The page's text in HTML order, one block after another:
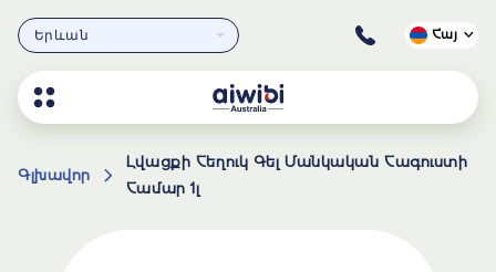
Երևան Հայ
Գլխավոր
Լվացքի Հեղուկ Գել Մանկական Հագուստի
Համար 1լ